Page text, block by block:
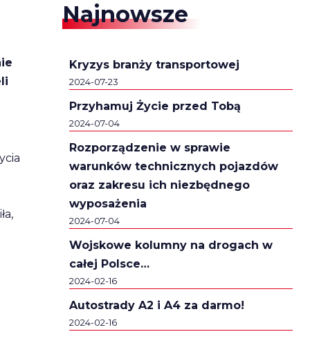
Najnowsze
Kryzys branży transportowej
2024-07-23
Przyhamuj Życie przed Tobą
2024-07-04
Rozporządzenie w sprawie
warunków technicznych pojazdów
oraz zakresu ich niezbędnego
wyposażenia
2024-07-04
Wojskowe kolumny na drogach w
całej Polsce…
2024-02-16
Autostrady A2 i A4 za darmo!
2024-02-16